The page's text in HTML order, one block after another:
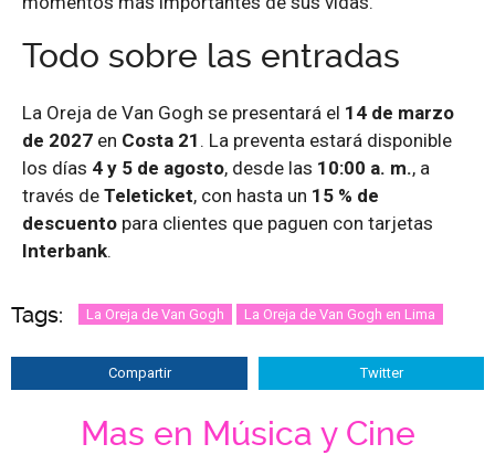
Todo sobre las entradas
La Oreja de Van Gogh se presentará el 14 de marzo
de 2027 en Costa 21 . La preventa estará disponible
los días 4 y 5 de agosto, desde las 10:00 a. m., a
través de Teleticket, con hasta un 15 % de
descuento para clientes que paguen con tarjetas
Interbank.
Tags: La Oreja de Van Gogh La Oreja de Van Gogh en Lima
Compartir Twitter
Mas en Música y Cine